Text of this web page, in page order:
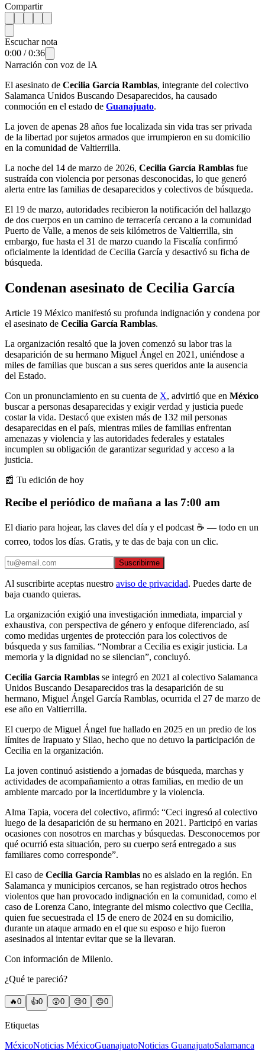
Compartir
Escuchar nota
0:00 /0:36
Narración con voz de IA
El asesinato de Cecilia García Ramblas, integrante del colectivo
Salamanca Unidos Buscando Desaparecidos, ha causado
conmoción en el estado de Guanajuato.
La joven de apenas 28 años fue localizada sin vida tras ser privada
de la libertad por sujetos armados que irrumpieron en su domicilio
en la comunidad de Valtierrilla.
La noche del 14 de marzo de 2026, Cecilia García Ramblas fue
sustraída con violencia por personas desconocidas, lo que generó
alerta entre las familias de desaparecidos y colectivos de búsqueda.
El 19 de marzo, autoridades recibieron la notificación del hallazgo
de dos cuerpos en un camino de terracería cercano a la comunidad
Puerto de Valle, a menos de seis kilómetros de Valtierrilla, sin
embargo, fue hasta el 31 de marzo cuando la Fiscalía confirmó
oficialmente la identidad de Cecilia García y desactivó su ficha de
búsqueda.
Condenan asesinato de Cecilia García
Article 19 México manifestó su profunda indignación y condena por
el asesinato de Cecilia García Ramblas.
La organización resaltó que la joven comenzó su labor tras la
desaparición de su hermano Miguel Ángel en 2021, uniéndose a
miles de familias que buscan a sus seres queridos ante la ausencia
del Estado.
Con un pronunciamiento en su cuenta de X, advirtió que en México
buscar a personas desaparecidas y exigir verdad y justicia puede
costar la vida. Destacó que existen más de 132 mil personas
desaparecidas en el país, mientras miles de familias enfrentan
amenazas y violencia y las autoridades federales y estatales
incumplen su obligación de garantizar seguridad y acceso a la
justicia.
📰 Tu edición de hoy
Recibe el periódico de mañana a las 7:00 am
El diario para hojear, las claves del día y el podcast ☕ — todo en un
correo, todos los días. Gratis, y te das de baja con un clic.
Suscribirme
Al suscribirte aceptas nuestro aviso de privacidad. Puedes darte de
baja cuando quieras.
La organización exigió una investigación inmediata, imparcial y
exhaustiva, con perspectiva de género y enfoque diferenciado, así
como medidas urgentes de protección para los colectivos de
búsqueda y sus familias. “Nombrar a Cecilia es exigir justicia. La
memoria y la dignidad no se silencian”, concluyó.
Cecilia García Ramblas se integró en 2021 al colectivo Salamanca
Unidos Buscando Desaparecidos tras la desaparición de su
hermano, Miguel Ángel García Ramblas, ocurrida el 27 de marzo de
ese año en Valtierrilla.
El cuerpo de Miguel Ángel fue hallado en 2025 en un predio de los
límites de Irapuato y Silao, hecho que no detuvo la participación de
Cecilia en la organización.
La joven continuó asistiendo a jornadas de búsqueda, marchas y
actividades de acompañamiento a otras familias, en medio de un
ambiente marcado por la incertidumbre y la violencia.
Alma Tapia, vocera del colectivo, afirmó: “Ceci ingresó al colectivo
luego de la desaparición de su hermano en 2021. Participó en varias
ocasiones con nosotros en marchas y búsquedas. Desconocemos por
qué ocurrió esta situación, pero su cuerpo será entregado a sus
familiares como corresponde”.
El caso de Cecilia García Ramblas no es aislado en la región. En
Salamanca y municipios cercanos, se han registrado otros hechos
violentos que han provocado indignación en la comunidad, como el
caso de Lorenza Cano, integrante del mismo colectivo que Cecilia,
quien fue secuestrada el 15 de enero de 2024 en su domicilio,
durante un ataque armado en el que su esposo e hijo fueron
asesinados al intentar evitar que se la llevaran.
Con información de Milenio.
¿Qué te pareció?
🔥0 👍0 😲0 😢0 😠0
Etiquetas
MéxicoNoticias MéxicoGuanajuatoNoticias GuanajuatoSalamanca